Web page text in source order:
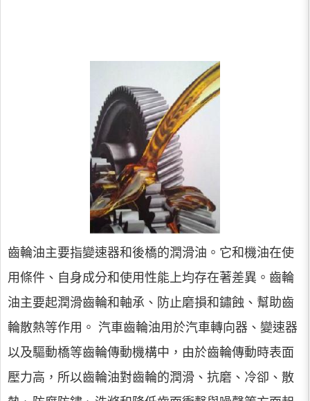
齒輪油主要指變速器和後橋的潤滑油。它和機油在使
用條件、自身成分和使用性能上均存在著差異。齒輪
油主要起潤滑齒輪和軸承、防止磨損和鏽蝕、幫助齒
輪散熱等作用。 汽車齒輪油用於汽車轉向器、變速器
以及驅動橋等齒輪傳動機構中，由於齒輪傳動時表面
壓力高，所以齒輪油對齒輪的潤滑、抗磨、冷卻、散